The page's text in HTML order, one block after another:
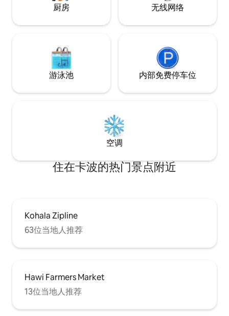
厨房 无线网络
游泳池 内部免费停车位
空调
住在卡波的热门景点附近
Kohala Zipline
63位当地人推荐
Hawi Farmers Market
13位当地人推荐